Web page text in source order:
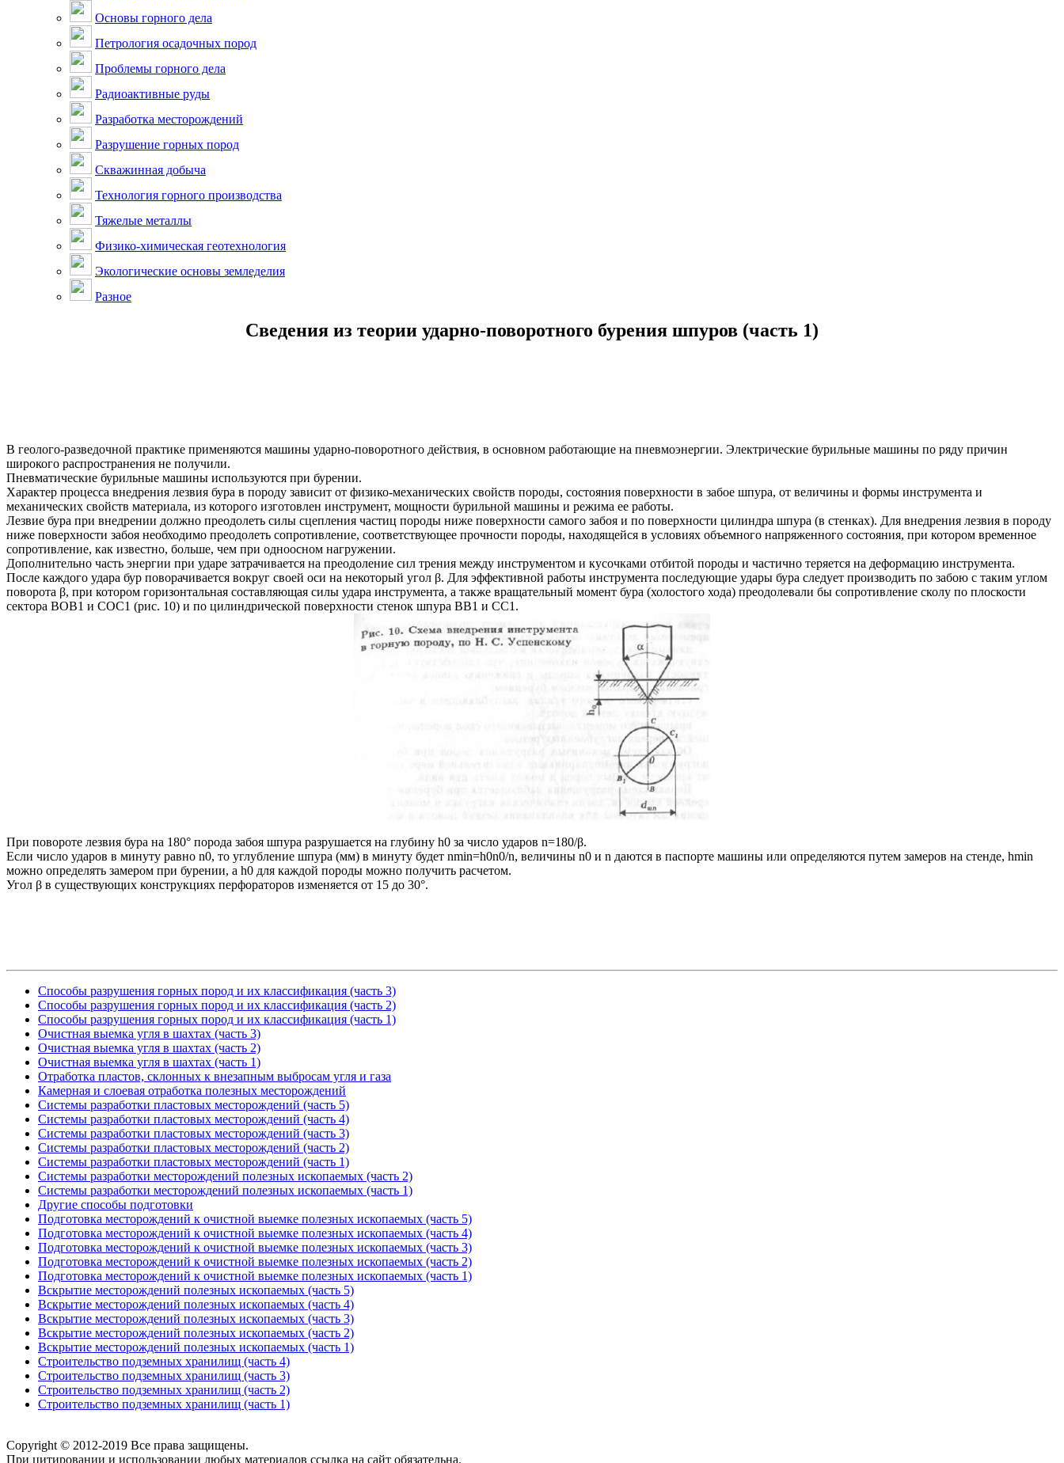
Основы горного дела
Петрология осадочных пород
Проблемы горного дела
Радиоактивные руды
Разработка месторождений
Разрушение горных пород
Скважинная добыча
Технология горного производства
Тяжелые металлы
Физико-химическая геотехнология
Экологические основы земледелия
Разное
Сведения из теории ударно-поворотного бурения шпуров (часть 1)
В геолого-разведочной практике применяются машины ударно-поворотного действия, в основном работающие на пневмоэнергии. Электрические бурильные машины по ряду причин
широкого распространения не получили.
Пневматические бурильные машины используются при бурении.
Характер процесса внедрения лезвия бура в породу зависит от физико-механических свойств породы, состояния поверхности в забое шпура, от величины и формы инструмента и
механических свойств материала, из которого изготовлен инструмент, мощности бурильной машины и режима ее работы.
Лезвие бура при внедрении должно преодолеть силы сцепления частиц породы ниже поверхности самого забоя и по поверхности цилиндра шпура (в стенках). Для внедрения лезвия в породу
ниже поверхности забоя необходимо преодолеть сопротивление, соответствующее прочности породы, находящейся в условиях объемного напряженного состояния, при котором временное
сопротивление, как известно, больше, чем при одноосном нагружении.
Дополнительно часть энергии при ударе затрачивается на преодоление сил трения между инструментом и кусочками отбитой породы и частично теряется на деформацию инструмента.
После каждого удара бур поворачивается вокруг своей оси на некоторый угол β. Для эффективной работы инструмента последующие удары бура следует производить по забою с таким углом
поворота β, при котором горизонтальная составляющая силы удара инструмента, а также вращательный момент бура (холостого хода) преодолевали бы сопротивление сколу по плоскости
сектора ВОВ1 и СОС1 (рис. 10) и по цилиндрической поверхности стенок шпура ВВ1 и СС1.
При повороте лезвия бура на 180° порода забоя шпура разрушается на глубину h0 за число ударов n=180/β.
Если число ударов в минуту равно n0, то углубление шпура (мм) в минуту будет nmin=h0n0/n, величины n0 и n даются в паспорте машины или определяются путем замеров на стенде, hmin
можно определять замером при бурении, а h0 для каждой породы можно получить расчетом.
Угол β в существующих конструкциях перфораторов изменяется от 15 до 30°.
Способы разрушения горных пород и их классификация (часть 3)
Способы разрушения горных пород и их классификация (часть 2)
Способы разрушения горных пород и их классификация (часть 1)
Очистная выемка угля в шахтах (часть 3)
Очистная выемка угля в шахтах (часть 2)
Очистная выемка угля в шахтах (часть 1)
Отработка пластов, склонных к внезапным выбросам угля и газа
Камерная и слоевая отработка полезных месторождений
Системы разработки пластовых месторождений (часть 5)
Системы разработки пластовых месторождений (часть 4)
Системы разработки пластовых месторождений (часть 3)
Системы разработки пластовых месторождений (часть 2)
Системы разработки пластовых месторождений (часть 1)
Системы разработки месторождений полезных ископаемых (часть 2)
Системы разработки месторождений полезных ископаемых (часть 1)
Другие способы подготовки
Подготовка месторождений к очистной выемке полезных ископаемых (часть 5)
Подготовка месторождений к очистной выемке полезных ископаемых (часть 4)
Подготовка месторождений к очистной выемке полезных ископаемых (часть 3)
Подготовка месторождений к очистной выемке полезных ископаемых (часть 2)
Подготовка месторождений к очистной выемке полезных ископаемых (часть 1)
Вскрытие месторождений полезных ископаемых (часть 5)
Вскрытие месторождений полезных ископаемых (часть 4)
Вскрытие месторождений полезных ископаемых (часть 3)
Вскрытие месторождений полезных ископаемых (часть 2)
Вскрытие месторождений полезных ископаемых (часть 1)
Строительство подземных хранилищ (часть 4)
Строительство подземных хранилищ (часть 3)
Строительство подземных хранилищ (часть 2)
Строительство подземных хранилищ (часть 1)
Copyright © 2012-2019 Все права защищены.
При цитировании и использовании любых материалов ссылка на сайт обязательна.